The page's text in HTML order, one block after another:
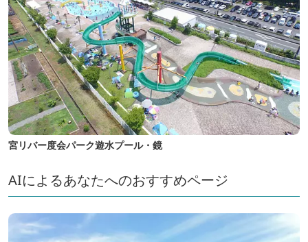
宮リバー度会パーク遊水プール・鏡
AIによるあなたへのおすすめページ